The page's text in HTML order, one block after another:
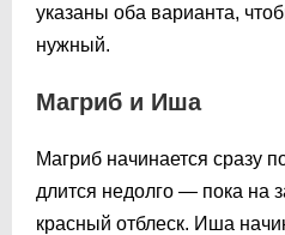
указаны оба варианта,
нужный.
Магриб и Иша
Магриб начинается сразу
длится недолго — пока на
красный отблеск. Иша